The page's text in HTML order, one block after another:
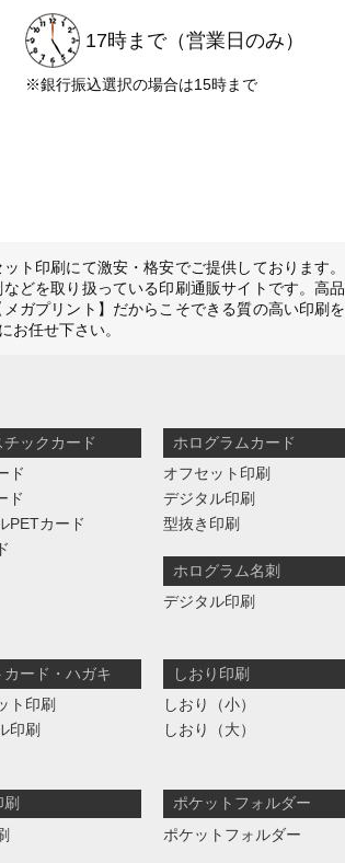
17時まで（営業日のみ）
※銀行振込選択の場合は15時まで
ト印刷にて激安・格安でご提供しております。
どを取り扱っている印刷通販サイトです。高品
ガプリント】だからこそできる質の高い印刷を
お任せ下さい。
チックカード
ド
ド
PETカード
ホログラムカード
オフセット印刷
デジタル印刷
型抜き印刷
ホログラム名刺
デジタル印刷
カード・ハガキ
ト印刷
印刷
しおり印刷
しおり（小）
しおり（大）
ポケットフォルダー
ポケットフォルダー